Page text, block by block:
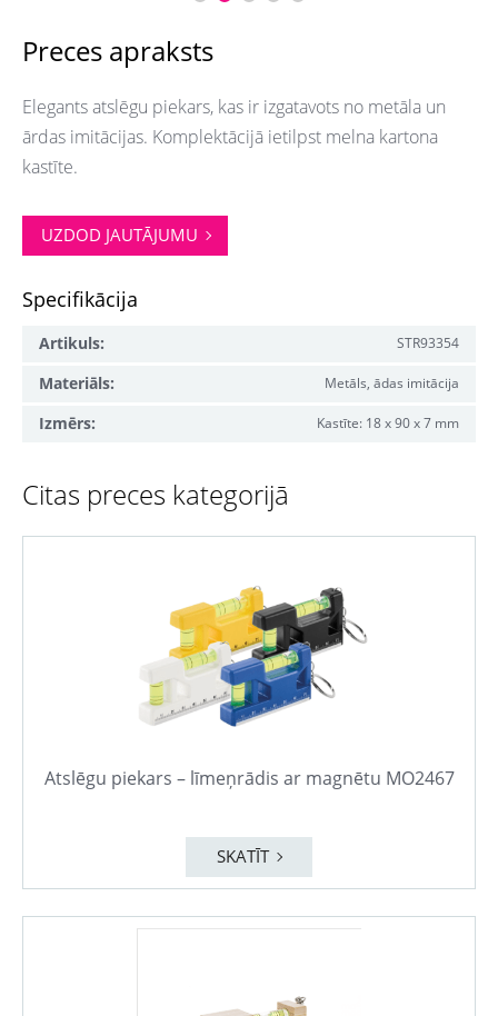
Preces apraksts
Elegants atslēgu piekars, kas ir izgatavots no metāla un
ārdas imitācijas. Komplektācijā ietilpst melna kartona
kastīte.
UZDOD JAUTĀJUMU
Specifikācija
Artikuls: STR93354
Materiāls: Metāls, ādas imitācija
Izmērs: Kastīte: 18 x 90 x 7 mm
Citas preces kategorijā
Atslēgu piekars – līmeņrādis ar magnētu MO2467
SKATĪT